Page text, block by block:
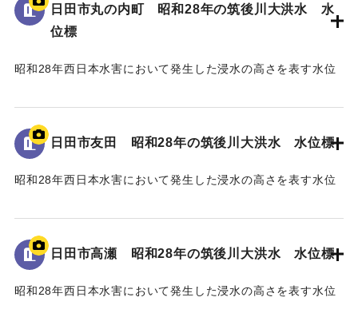
｜固有コード: 005430111
日田市丸の内町 昭和28年の筑後川大洪水 水
位標
昭和28年西日本水害において発生した浸水の高さを表す水位
地面から40cmの位置に水位が示されている。
｜固有コード: 005430110
日田市友田 昭和28年の筑後川大洪水 水位標
昭和28年西日本水害において発生した浸水の高さを表す水位
地面から115cmの位置に水位が示されている。
｜固有コード: 005430109
日田市高瀬 昭和28年の筑後川大洪水 水位標
昭和28年西日本水害において発生した浸水の高さを表す水位